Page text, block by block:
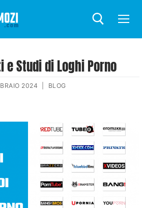
Studi di Loghi Porno
2024 BLOG